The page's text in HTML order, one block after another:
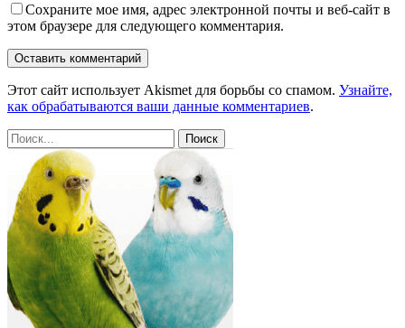
Сохраните мое имя, адрес электронной почты и веб-сайт в
этом браузере для следующего комментария.
Этот сайт использует Akismet для борьбы со спамом. Узнайте,
как обрабатываются ваши данные комментариев.